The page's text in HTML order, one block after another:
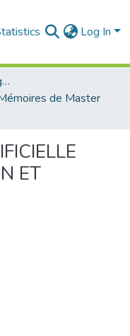
Log In
Faculté des langues étrangères
de Master
ET